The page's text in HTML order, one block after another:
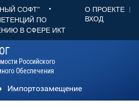
СОФТ" •
ПО
В СФЕРЕ ИКТ
О ПРОЕКТЕ
ВХОД
Российского
Обеспечения
Импортозамещение